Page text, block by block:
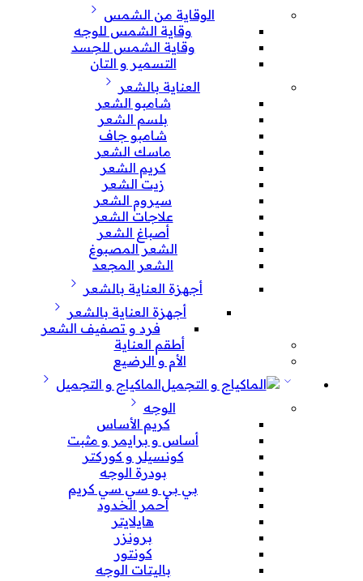
الوقاية من الشمس
وقاية الشمس للوجه
وقاية الشمس للجسد
التسمير و التان
العناية بالشعر
شامبو الشعر
بلسم الشعر
شامبو جاف
ماسك الشعر
كريم الشعر
زيت الشعر
سيروم الشعر
علاجات الشعر
أصباغ الشعر
الشعر المصبوغ
الشعر المجعد
أجهزة العناية بالشعر
أجهزة العناية بالشعر
فرد و تصفيف الشعر
أطقم العناية
الأم و الرضيع
الماكياج و التجميل
الوجه
كريم الأساس
أساس و برايمر و مثبت
كونسيلر و كوركتر
بودرة الوجه
بي بي و سي سي كريم
أحمر الخدود
هايلايتر
برونزر
كونتور
باليتات الوجه